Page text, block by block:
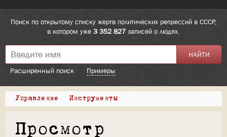
Поиск по открытому списку жертв политических репрессий в СССР,
в котором уже 3 352 827 записей о людях.
Расширенный поиск Примеры
Управление Инструменты
Просмотр